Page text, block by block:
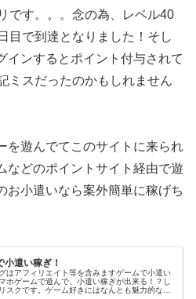
です。。。念の為、レベル40
目で到達となりました！そし
インするとポイント付与されて
ミスだったのかもしれません
を遊んでてこのサイトに来られ
などのポイントサイト経由で遊
お小遣いなら案外簡単に稼げち
小遣い稼ぎ！
はアフィリエイト等を含みますゲームで小遣い
ホゲームで遊んで、小遣い稼ぎが出来る！？し
スクです。ゲーム好きにはなんとも魅力的な話